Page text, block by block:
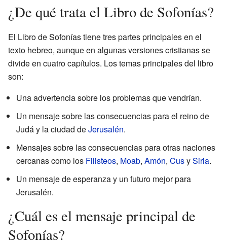
¿De qué trata el Libro de Sofonías?
El Libro de Sofonías tiene tres partes principales en el
texto hebreo, aunque en algunas versiones cristianas se
divide en cuatro capítulos. Los temas principales del libro
son:
Una advertencia sobre los problemas que vendrían.
Un mensaje sobre las consecuencias para el reino de
Judá y la ciudad deJerusalén.
Mensajes sobre las consecuencias para otras naciones
cercanas como los Filisteos, Moab, Amón, CusySiria.
Un mensaje de esperanza y un futuro mejor para
Jerusalén.
¿Cuál es el mensaje principal de
Sofonías?